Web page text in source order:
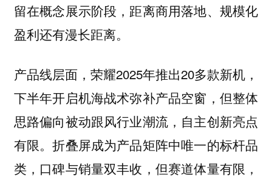
留在概念展示阶段，距离商用落地、规模化
盈利还有漫长距离。
产品线层面，荣耀2025年推出20多款新机，
下半年开启机海战术弥补产品空窗，但整体
思路偏向被动跟风行业潮流，自主创新亮点
有限。折叠屏成为产品矩阵中唯一的标杆品
类，口碑与销量双丰收，但赛道体量有限，